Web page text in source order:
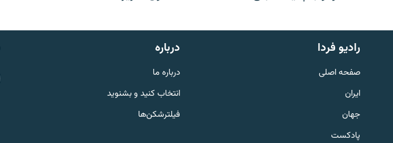
English
به ما بپیوندید
رادیو فردا
صفحه اصلی
ایران
جهان
پادکست
درباره
درباره ما
انتخاب کنید و بشنوید
فیلترشکن‌ها